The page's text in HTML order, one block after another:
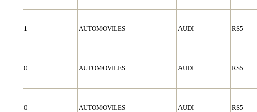
1 AUTOMOVILES AUDI RS5
0 AUTOMOVILES AUDI RS5
0 AUTOMOVILES AUDI RS5